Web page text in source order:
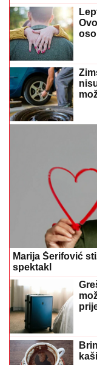
Marija Šerifović
spektakl